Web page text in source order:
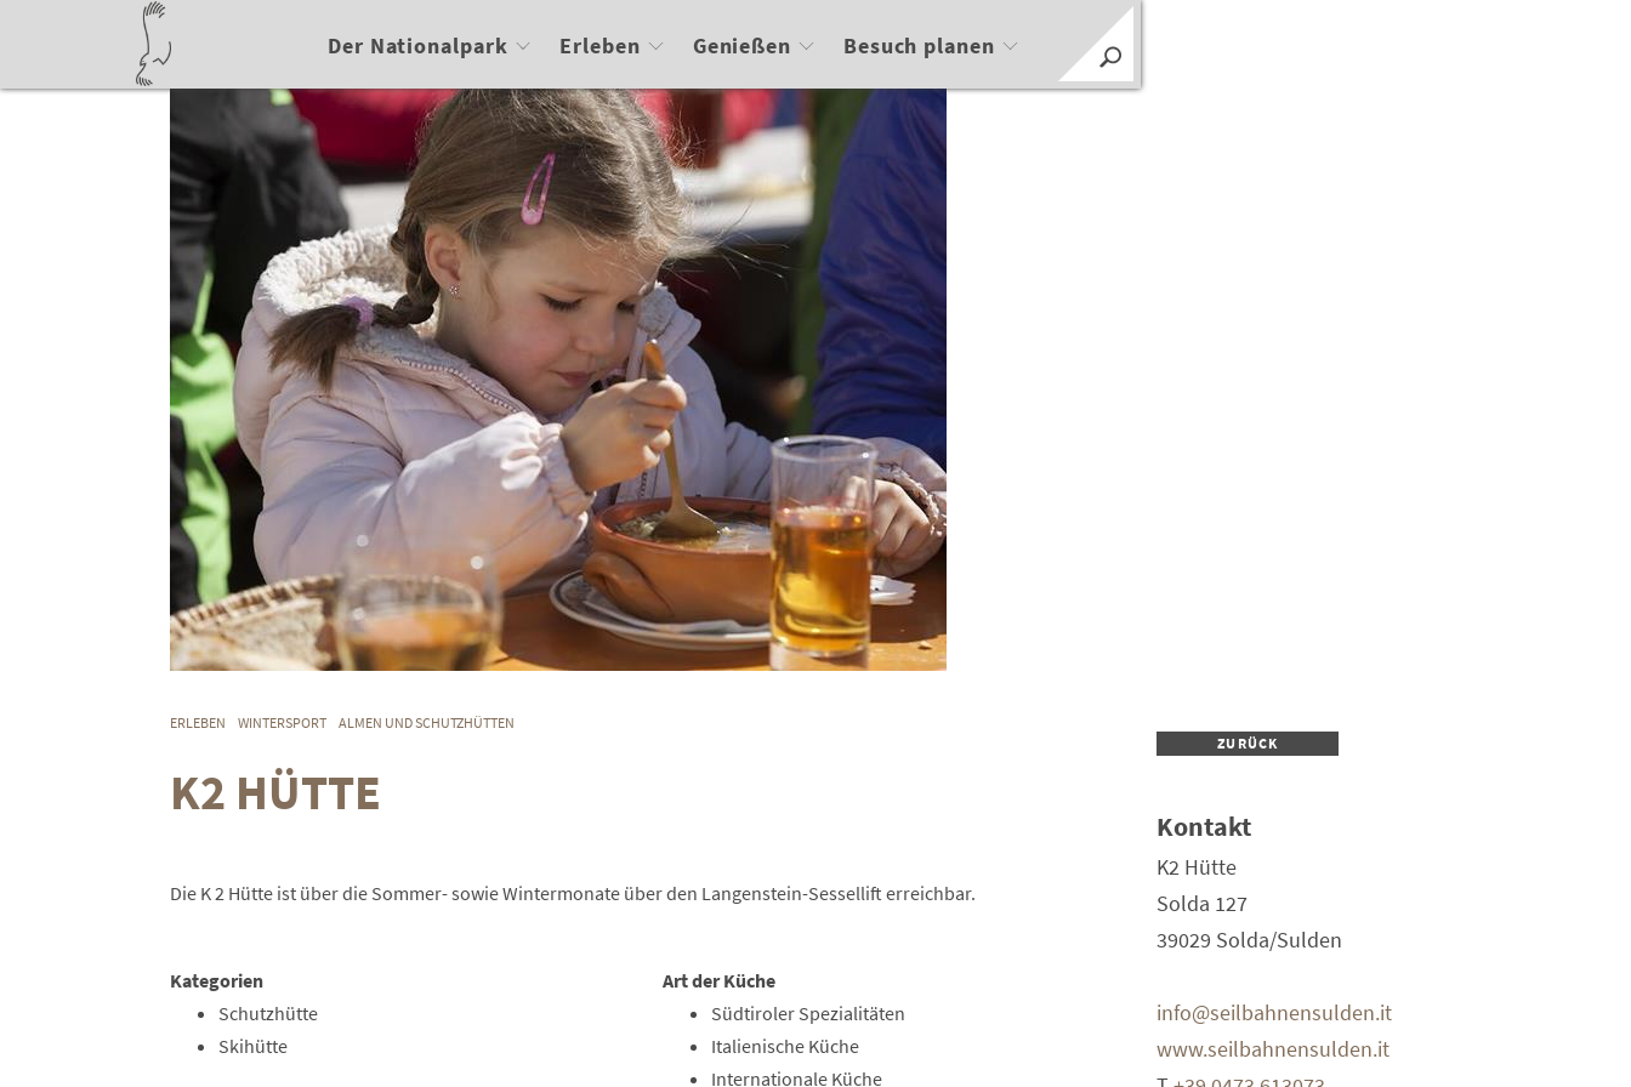
Der Nationalpark Erleben Genießen Besuch planen
ERLEBEN WINTERSPORT ALMEN UND SCHUTZHÜTTEN
K2 HÜTTE
Die K 2 Hütte ist über die Sommer- sowie Wintermonate über den Langenstein-Sessellift erreichbar.
Kategorien
Schutzhütte
Skihütte
Art der Küche
Südtiroler Spezialitäten
Italienische Küche
Internationale Küche
ZURÜCK
Kontakt
K2 Hütte
Solda 127
39029 Solda/Sulden
info@seilbahnensulden.it
www.seilbahnensulden.it